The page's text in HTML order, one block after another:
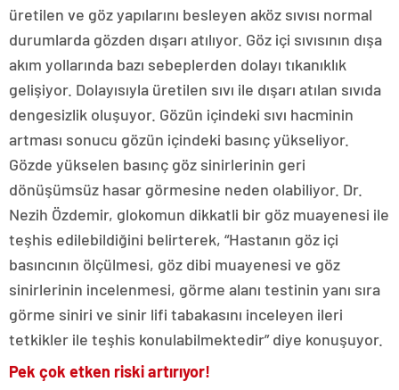
üretilen ve göz yapılarını besleyen aköz sıvısı normal
durumlarda gözden dışarı atılıyor. Göz içi sıvısının dışa
akım yollarında bazı sebeplerden dolayı tıkanıklık
gelişiyor. Dolayısıyla üretilen sıvı ile dışarı atılan sıvıda
dengesizlik oluşuyor. Gözün içindeki sıvı hacminin
artması sonucu gözün içindeki basınç yükseliyor.
Gözde yükselen basınç göz sinirlerinin geri
dönüşümsüz hasar görmesine neden olabiliyor. Dr.
Nezih Özdemir, glokomun dikkatli bir göz muayenesi ile
teşhis edilebildiğini belirterek, “Hastanın göz içi
basıncının ölçülmesi, göz dibi muayenesi ve göz
sinirlerinin incelenmesi, görme alanı testinin yanı sıra
görme siniri ve sinir lifi tabakasını inceleyen ileri
tetkikler ile teşhis konulabilmektedir” diye konuşuyor.
Pek çok etken riski artırıyor!